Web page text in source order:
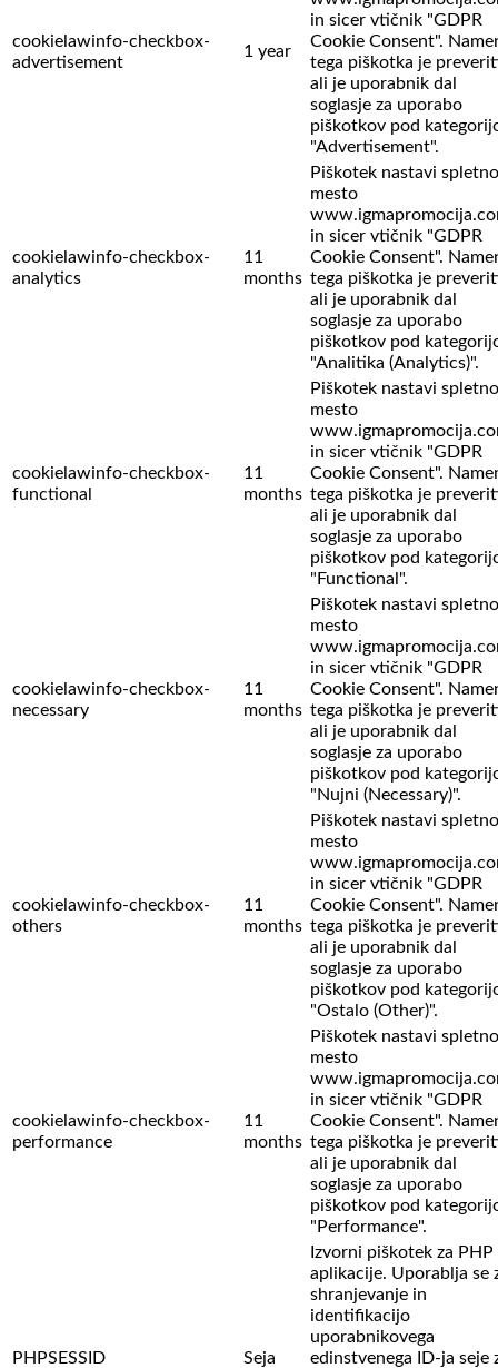
cookielawinfo-checkbox-
advertisement
1 year
in sicer vtičnik "GDPR
Cookie Consent".
tega piškotka je
ali je uporabnik dal
soglasje za uporabo
piškotkov pod
"Advertisement".
cookielawinfo-checkbox-
analytics
11
months
Piškotek nastavi spletno
mesto
in sicer vtičnik "GDPR
Cookie Consent".
tega piškotka je
ali je uporabnik dal
soglasje za uporabo
piškotkov pod
"Analitika (Analytics)".
cookielawinfo-checkbox-
functional
11
months
Piškotek nastavi spletno
mesto
in sicer vtičnik "GDPR
Cookie Consent".
tega piškotka je
ali je uporabnik dal
soglasje za uporabo
piškotkov pod
"Functional".
cookielawinfo-checkbox-
necessary
11
months
Piškotek nastavi spletno
mesto
in sicer vtičnik "GDPR
Cookie Consent".
tega piškotka je
ali je uporabnik dal
soglasje za uporabo
piškotkov pod
"Nujni (Necessary)".
cookielawinfo-checkbox-
others
11
months
Piškotek nastavi spletno
mesto
in sicer vtičnik "GDPR
Cookie Consent".
tega piškotka je
ali je uporabnik dal
soglasje za uporabo
piškotkov pod
"Ostalo (Other)".
cookielawinfo-checkbox-
performance
11
months
Piškotek nastavi spletno
mesto
in sicer vtičnik "GDPR
Cookie Consent".
tega piškotka je
ali je uporabnik dal
soglasje za uporabo
piškotkov pod
"Performance".
PHPSESSID Seja
Izvorni piškotek za PHP
aplikacije. Uporablja se
shranjevanje in
identifikacijo
uporabnikovega
edinstvenega ID-ja seje